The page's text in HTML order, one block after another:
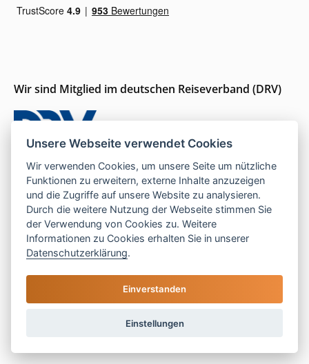
Wir sind Mitglied im deutschen Reiseverband (DRV)
Wir sind für Sie da
Seit 1996 persönliche Beratung und ein Gespür für
das, was wirklich passt.
Mo–Do:9–16 Uhr |Fr:9–13 Uhr
05121 208 990
Unsere Webseite verwendet Cookies
Wir verwenden Cookies, um unsere Seite um nützliche
Funktionen zu erweitern, externe Inhalte anzuzeigen
und die Zugriffe auf unsere Website zu analysieren.
Durch die weitere Nutzung der Webseite stimmen Sie
der Verwendung von Cookies zu. Weitere
Informationen zu Cookies erhalten Sie in unserer
Datenschutzerklärung.
Einverstanden
Einstellungen